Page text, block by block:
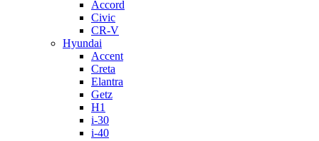
Accord
Civic
CR-V
Hyundai
Accent
Creta
Elantra
Getz
H1
i-30
i-40